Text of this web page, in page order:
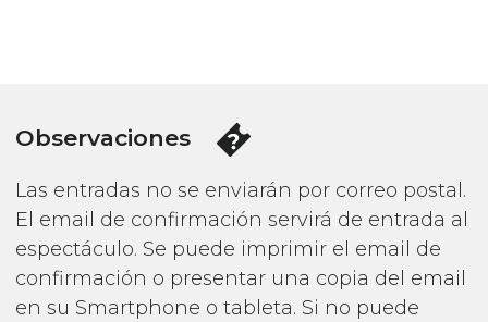
Observaciones
Las entradas no se enviarán por correo postal.
El email de confirmación servirá de entrada al
espectáculo. Se puede imprimir el email de
confirmación o presentar una copia del email
en su Smartphone o tableta. Si no puede